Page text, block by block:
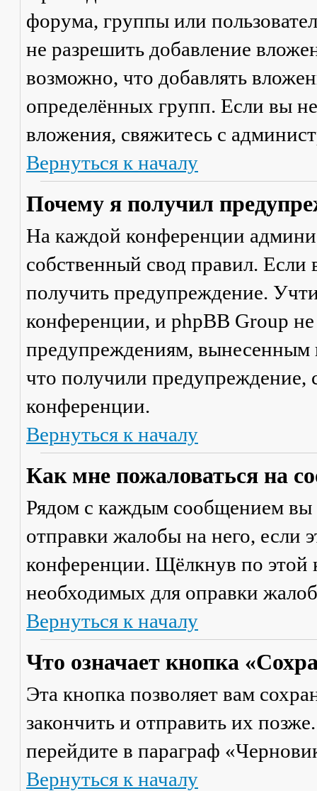
форума, группы или
не разрешить добавление
возможно, что добавлять
определённых групп. Если вы
вложения, свяжитесь с
Вернуться к началу
Почему я получил
На каждой конференции
собственный свод правил.
получить предупреждение.
конференции, и phpBB Group
предупреждениям, вынесенным
что получили предупреждение,
конференции.
Вернуться к началу
Как мне пожаловаться на
Рядом с каждым сообщением вы
отправки жалобы на него, если
конференции. Щёлкнув по этой
необходимых для оправки
Вернуться к началу
Что означает кнопка
Эта кнопка позволяет вам
закончить и отправить их
перейдите в параграф
Вернуться к началу